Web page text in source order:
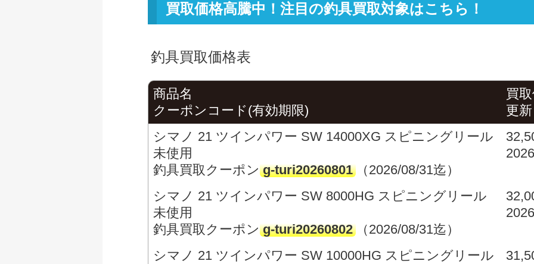
買取価格高騰中！注目の釣具買取対象はこちら！
釣具買取価格表
商品名
クーポンコード(有効期限)
買
更
シマノ 21 ツインパワー SW 14000XG スピニングリール
未使用
釣具買取クーポン g-turi20260801 （2026/08/31迄）
シマノ 21 ツインパワー SW 8000HG スピニングリール
未使用
釣具買取クーポン g-turi20260802 （2026/08/31迄）
シマノ 21 ツインパワー SW 10000HG スピニングリール